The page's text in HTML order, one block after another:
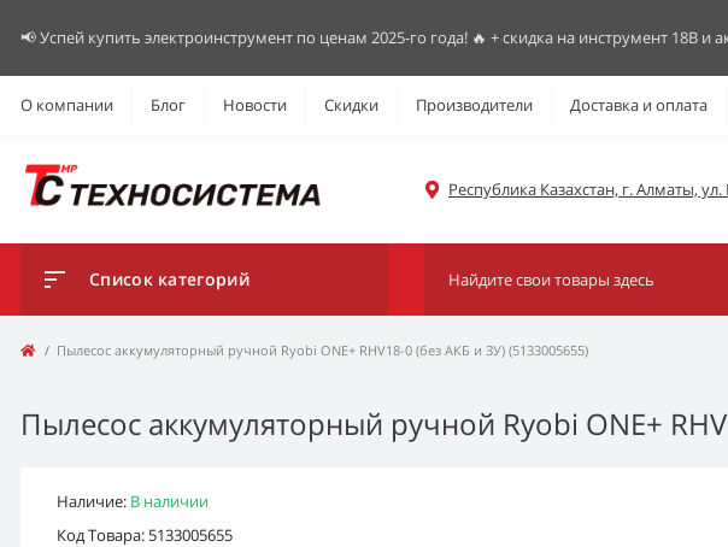
📢 Успей купить электроинструмент по ценам 2025-го года! 🔥 + скидка на инструмент 18В и
О компании Блог Новости Скидки Производители Доставка и оплата
Республика Казахстан, г. Алматы, ул.
Список категорий
Пылесос аккумуляторный ручной Ryobi ONE+ RHV18-0 (без АКБ и ЗУ) (5133005655)
Пылесос аккумуляторный ручной Ryobi ONE+
Наличие: В наличии
Код Товара: 5133005655